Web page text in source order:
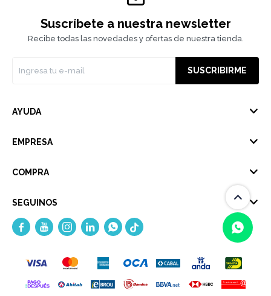
(0/4)
Suscríbete a nuestra newsletter
Recibe todas las novedades y ofertas de nuestra tienda.
SUSCRIBIRME
AYUDA
EMPRESA
COMPRA
SEGUINOS
    